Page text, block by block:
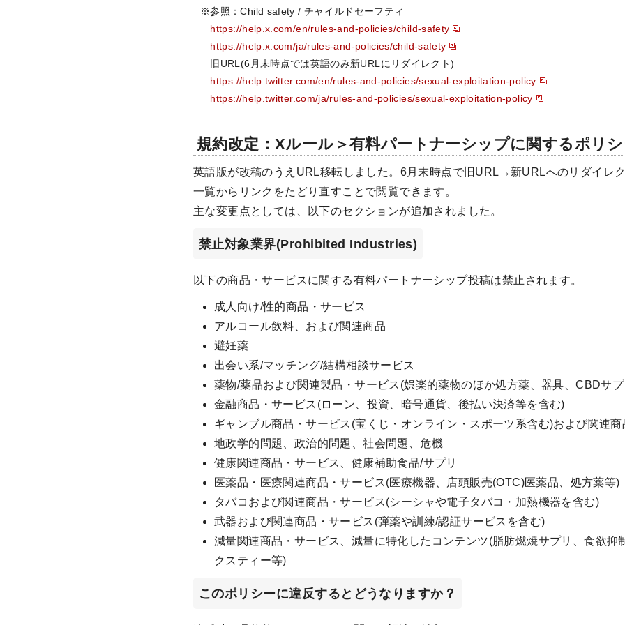
※参照：Child safety / チャイルドセーフティ
https://help.x.com/en/rules-and-policies/child-safety
https://help.x.com/ja/rules-and-policies/child-safety
旧URL(6月末時点では英語のみ新URLにリダイレクト)
https://help.twitter.com/en/rules-and-policies/sexual-exploitation-policy
https://help.twitter.com/ja/rules-and-policies/sexual-exploitation-policy
規約改定：Xルール＞有料パートナーシップに関するポリ
英語版が改稿のうえURL移転しました。6月末時点で旧URL→新URLへのリダイレク
一覧からリンクをたどり直すことで閲覧できます。
主な変更点としては、以下のセクションが追加されました。
禁止対象業界(Prohibited Industries)
以下の商品・サービスに関する有料パートナーシップ投稿は禁止されます。
成人向け/性的商品・サービス
アルコール飲料、および関連商品
避妊薬
出会い系/マッチング/結構相談サービス
薬物/薬品および関連製品・サービス(娯楽的薬物のほか処方薬、器具、CBDサ
金融商品・サービス(ローン、投資、暗号通貨、後払い決済等を含む)
ギャンブル商品・サービス(宝くじ・オンライン・スポーツ系含む)および関連商
地政学的問題、政治的問題、社会問題、危機
健康関連商品・サービス、健康補助食品/サプリ
医薬品・医療関連商品・サービス(医療機器、店頭販売(OTC)医薬品、処方薬等)
タバコおよび関連商品・サービス(シーシャや電子タバコ・加熱機器を含む)
武器および関連商品・サービス(弾薬や訓練/認証サービスを含む)
減量関連商品・サービス、減量に特化したコンテンツ(脂肪燃焼サプリ、食欲抑
クスティー等)
このポリシーに違反するとどうなりますか？